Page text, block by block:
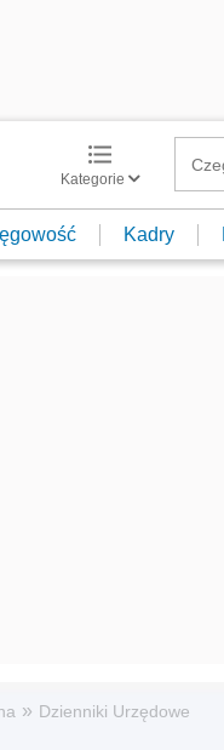
Kategorie
Kadry
» Dzienniki Urzędowe